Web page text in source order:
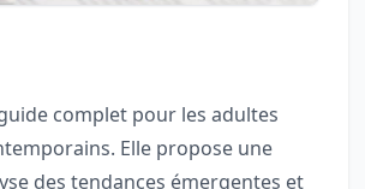
complet pour les adultes
Elle propose une
des tendances émergentes et